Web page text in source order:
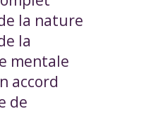
la nature
la
mentale
accord
de